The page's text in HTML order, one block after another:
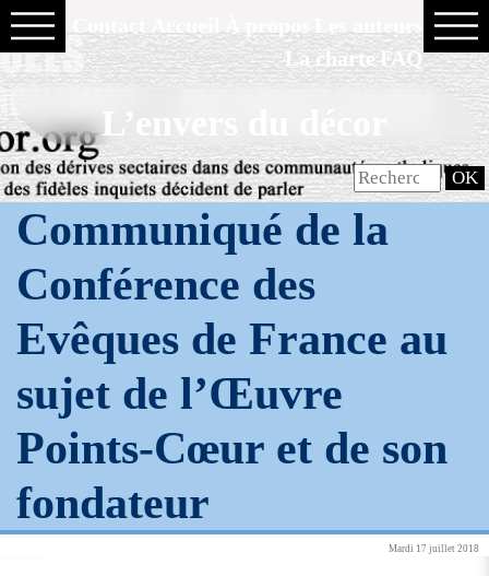
La charte FAQ
L’envers du décor
Communiqué de la
Conférence des
Evêques de France au
sujet de l’Œuvre
Points-Cœur et de son
fondateur
Mardi 17 juillet 2018